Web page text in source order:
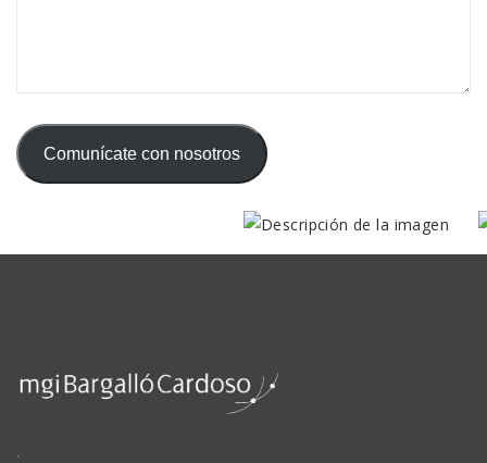
Comunícate con nosotros
.